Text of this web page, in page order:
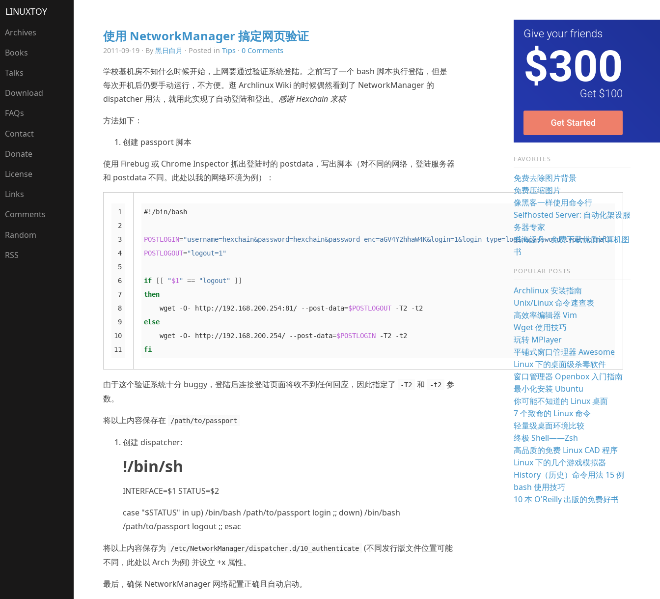
LINUXTOY
Archives
Books
Talks
Download
FAQs
Contact
Donate
License
Links
Comments
Random
RSS
使用 NetworkManager 搞定网页验证
2011-09-19 · By 黑日白月 · Posted in Tips· 0 Comments
学校基机房不知什么时候开始，上网要通过验证系统登陆。之前写了一个 bash 脚本执行登陆，但是
每次开机后仍要手动运行，不方便。逛 Archlinux Wiki 的时候偶然看到了 NetworkManager 的
dispatcher 用法，就用此实现了自动登陆和登出。 感谢 Hexchain 来稿
方法如下：
创建 passport 脚本
使用 Firebug 或 Chrome Inspector 抓出登陆时的 postdata，写出脚本（对不同的网络，登陆服务器
和 postdata 不同。此处以我的网络环境为例）：
1
2
3
4
5
6
7
8
9
10
11
#!/bin/bash
POSTLOGIN="username=hexchain&password=hexchain&password_enc=aGV4Y2hhaW4K&login=1&login_type=login&password_type=normal"
POSTLOGOUT="logout=1"
if [[ "$1 " == "logout"
]]
then
    wget -O- http://192.168.200.254:81/ --post-data
=$POSTLOGOUT
else
    wget -O- http://192.168.200.254/ --post-data
=$POSTLOGIN
fi
由于这个验证系统十分 buggy，登陆后连接登陆页面将收不到任何回应，因此指定了 -T2 和 -t2
参
数。
将以上内容保存在
/path/to/passport
创建 dispatcher:
!/bin/sh
INTERFACE=$1 STATUS=$2
case "$STATUS" in up) /bin/bash /path/to/passport login ;; down) /bin/bash
/path/to/passport logout ;; esac
将以上内容保存为
/etc/NetworkManager/dispatcher.d/10_authenticate
(不同发行版文件位置可能
不同，此处以 Arch 为例) 并设立 +x 属性。
最后，确保 NetworkManager 网络配置正确且自动启动。
FAVORITES
免费去除图片背景
免费压缩图片
像黑客一样使用命令行
Selfhosted Server: 自动化架设服
务器专家
书海泛舟 · 免费下载优质计算机图
书
POPULAR POSTS
Archlinux 安装指南
Unix/Linux 命令速查表
高效率编辑器 Vim
Wget 使用技巧
玩转 MPlayer
平铺式窗口管理器 Awesome
Linux 下的桌面级杀毒软件
窗口管理器 Openbox 入门指南
最小化安装 Ubuntu
你可能不知道的 Linux 桌面
7 个致命的 Linux 命令
轻量级桌面环境比较
终极 Shell——Zsh
高品质的免费 Linux CAD 程序
Linux 下的几个游戏模拟器
History（历史）命令用法 15 例
bash 使用技巧
10 本 O'Reilly 出版的免费好书